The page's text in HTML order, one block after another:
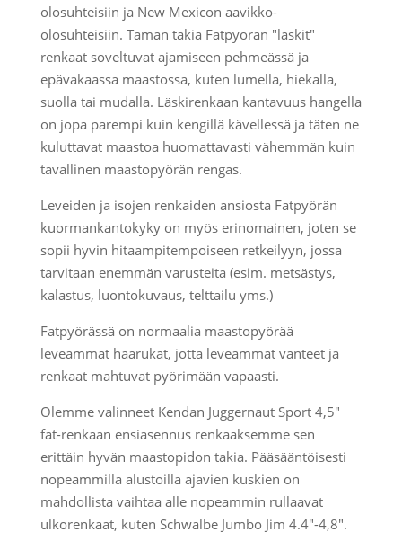
olosuhteisiin ja New Mexicon aavikko-
olosuhteisiin. Tämän takia Fatpyörän "läskit"
renkaat soveltuvat ajamiseen pehmeässä ja
epävakaassa maastossa, kuten lumella, hiekalla,
suolla tai mudalla. Läskirenkaan kantavuus hangella
on jopa parempi kuin kengillä kävellessä ja täten ne
kuluttavat maastoa huomattavasti vähemmän kuin
tavallinen maastopyörän rengas.
Leveiden ja isojen renkaiden ansiosta Fatpyörän
kuormankantokyky on myös erinomainen, joten se
sopii hyvin hitaampitempoiseen retkeilyyn, jossa
tarvitaan enemmän varusteita (esim. metsästys,
kalastus, luontokuvaus, telttailu yms.)
Fatpyörässä on normaalia maastopyörää
leveämmät haarukat, jotta leveämmät vanteet ja
renkaat mahtuvat pyörimään vapaasti.
Olemme valinneet Kendan Juggernaut Sport 4,5"
fat-renkaan ensiasennus renkaaksemme sen
erittäin hyvän maastopidon takia. Pääsääntöisesti
nopeammilla alustoilla ajavien kuskien on
mahdollista vaihtaa alle nopeammin rullaavat
ulkorenkaat, kuten Schwalbe Jumbo Jim 4.4"-4,8".